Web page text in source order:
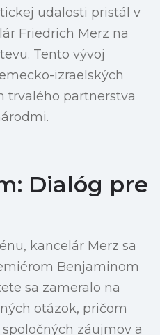
udalosti pristál v
Friedrich Merz na
Tento vývoj
izraelských
trvalého partnerstva
Dialóg pre
kancelár Merz sa
Benjaminom
sa zameralo na
otázok, pričom
záujmov a